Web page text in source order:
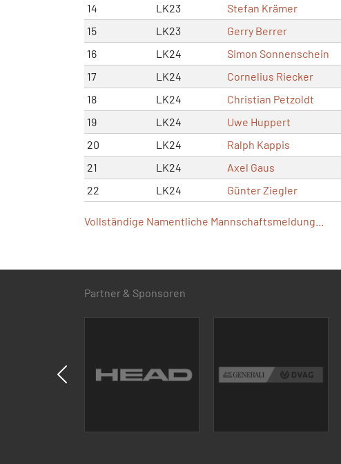
14
LK23 Stefan Krämer
15
LK23 Gerry Berrer
16
LK24 Simon Sonnenschein
17
LK24 Cornelius Riecker
18
LK24 Christian Petzoldt
19
LK24 Uwe Huppert
20
LK24 Ralph Kappis
21
LK24 Axel Gaus
22
LK24 Günter Ziegler
Vollständige Namentliche Mannschaftsmeldung...
Partner & Sponsoren